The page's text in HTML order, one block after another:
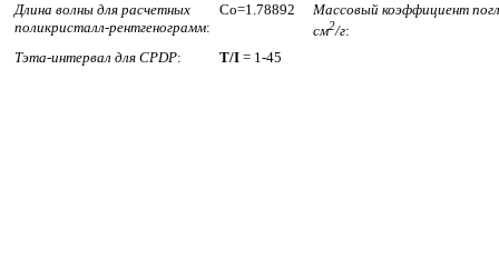
Длина волны для расчетных
поликристалл-рентгенограмм:
Co=1.78892
Массовый коэффициент
см2/г:
Тэта-интервал для CPDP: T/I = 1-45